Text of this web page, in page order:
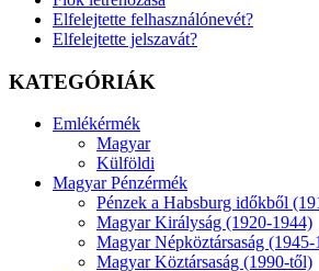
Elfelejtette felhasználónevét?
Elfelejtette jelszavát?
KATEGÓRIÁK
Emlékérmék
Magyar
Külföldi
Magyar Pénzérmék
Pénzek a Habsburg időkből
Magyar Királyság (1920-1944)
Magyar Népköztársaság (1945-
Magyar Köztársaság (1990-től)